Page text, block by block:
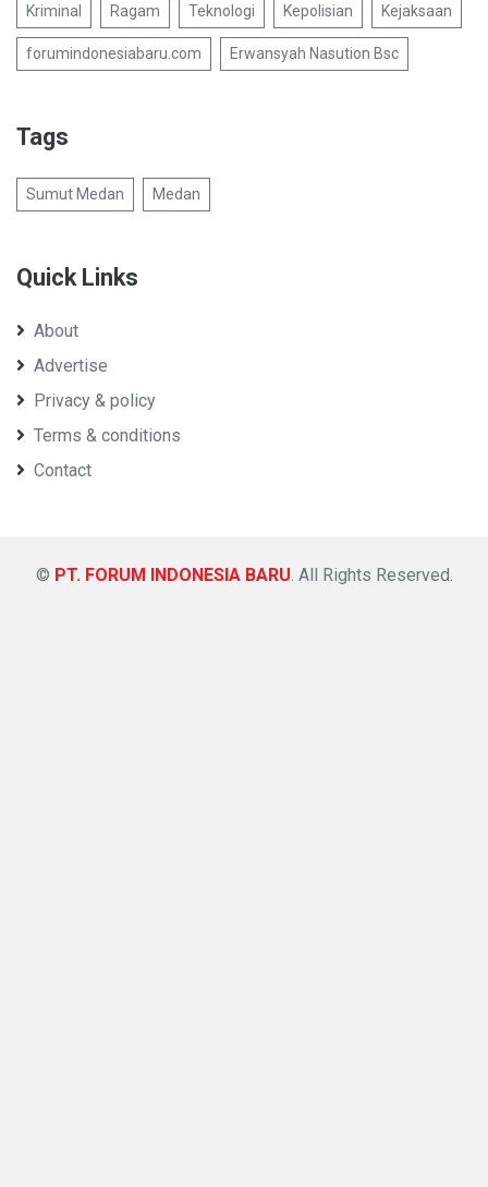
Kriminal Ragam Teknologi Kepolisian Kejaksaan
forumindonesiabaru.com Erwansyah Nasution Bsc
Tags
Sumut Medan Medan
Quick Links
About
Advertise
Privacy & policy
Terms & conditions
Contact
© PT. FORUM INDONESIA BARU . All Rights Reserved.